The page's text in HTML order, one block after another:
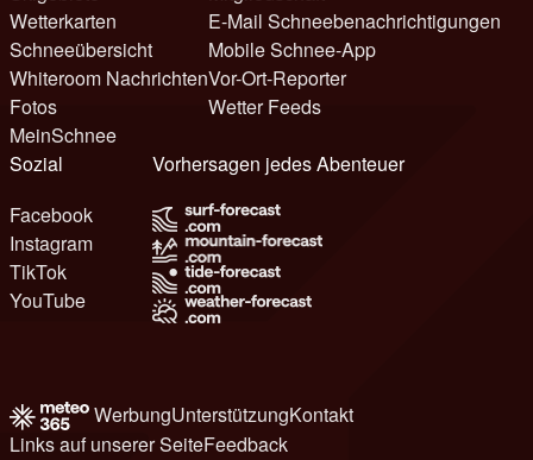
Wetterkarten
Schneeübersicht
Whiteroom Nachrichten
Fotos
MeinSchnee
E-Mail Schneebenachrichtigungen
Mobile Schnee-App
Vor-Ort-Reporter
Wetter Feeds
Sozial
Facebook
Instagram
TikTok
YouTube
Vorhersagen jedes Abenteuer
WerbungUnterstützungKontakt
Links auf unserer SeiteFeedback